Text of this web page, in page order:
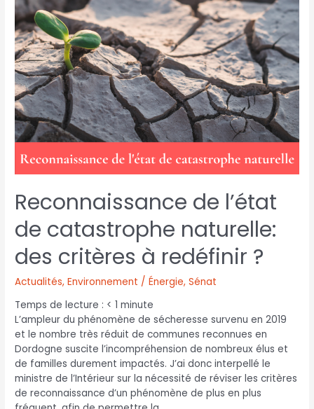
Reconnaissance de l’état
de catastrophe naturelle:
des critères à redéfinir ?
Actualités,Environnement / Énergie,Sénat
Temps de lecture : < 1 minute
L’ampleur du phénomène de sécheresse survenu en 2019
et le nombre très réduit de communes reconnues en
Dordogne suscite l’incompréhension de nombreux élus et
de familles durement impactés. J’ai donc interpellé le
ministre de l’Intérieur sur la nécessité de réviser les critères
de reconnaissance d’un phénomène de plus en plus